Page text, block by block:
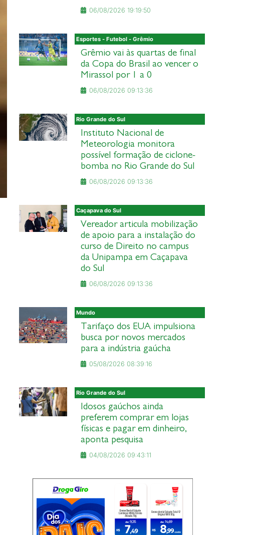
06/08/2026 19:19:50
Esportes - Futebol - Grêmio
Grêmio vai às quartas de final
da Copa do Brasil ao vencer o
Mirassol por 1 a 0
06/08/2026 09:13:36
Rio Grande do Sul
Instituto Nacional de
Meteorologia monitora
possível formação de ciclone-
bomba no Rio Grande do Sul
06/08/2026 09:13:36
Caçapava do Sul
Vereador articula mobilização
de apoio para a instalação do
curso de Direito no campus
da Unipampa em Caçapava
do Sul
06/08/2026 09:13:36
Mundo
Tarifaço dos EUA impulsiona
busca por novos mercados
para a indústria gaúcha
05/08/2026 08:39:16
Rio Grande do Sul
Idosos gaúchos ainda
preferem comprar em lojas
físicas e pagar em dinheiro,
aponta pesquisa
04/08/2026 09:43:11